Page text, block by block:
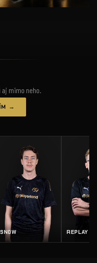
mimo neho.
→
SALTY